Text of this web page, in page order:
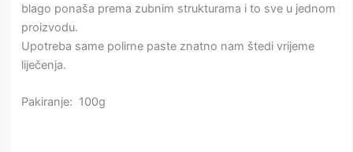
blago ponaša prema zubnim strukturama i to sve u jednom
proizvodu.
Upotreba same polirne paste znatno nam štedi vrijeme
liječenja.
Pakiranje: 100g